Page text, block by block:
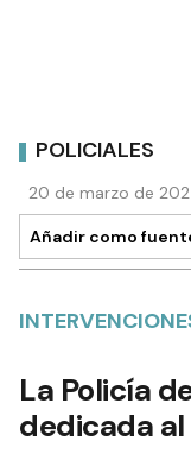
POLICIALES
20 de marzo de
Añadir como
La Policía
dedicada